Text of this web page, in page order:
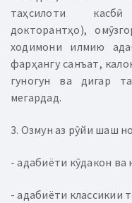
таҳсилоти
докторантҳо),
ходимони илмию
фарҳангу санъат,
гуногун ва дигар
мегардад.
3. Озмун аз рӯйи шаш
- адабиёти кӯдакон ва
- адабиёти классикии